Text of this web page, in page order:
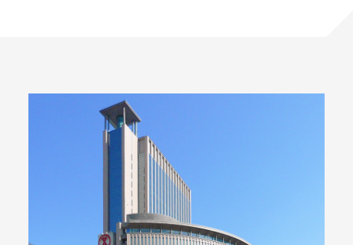
代表メッセージ
まずは無料で相談